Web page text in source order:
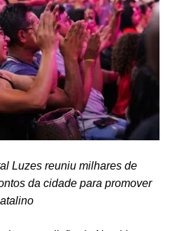
Luzes reuniu milhares de
da cidade para promover